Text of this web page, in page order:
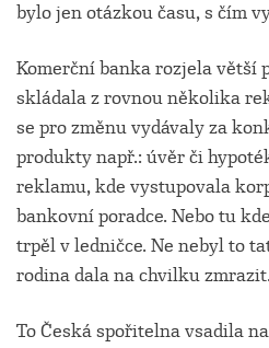
bylo jen otázkou času, s čím
Komerční banka rozjela větší
skládala z rovnou několika
se pro změnu vydávaly za
produkty např.: úvěr či
reklamu, kde vystupovala
bankovní poradce. Nebo tu
trpěl v ledničce. Ne nebyl to
rodina dala na chvilku zmrazit.
To Česká spořitelna vsadila